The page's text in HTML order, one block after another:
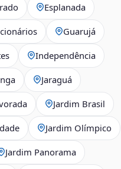
Esplanada
Guarujá
Independência
Jaraguá
Jardim Brasil
Jardim Olímpico
Jardim Panorama